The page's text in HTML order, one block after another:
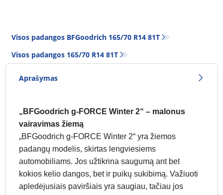
Visos padangos BFGoodrich 165/70 R14 81T
Visos padangos‎ 165/70 R14 81T
Aprašymas
„BFGoodrich g-FORCE Winter 2“ – malonus
vairavimas žiemą
„BFGoodrich g-FORCE Winter 2“ yra žiemos
padangų modelis, skirtas lengviesiems
automobiliams. Jos užtikrina saugumą ant bet
kokios kelio dangos, bet ir puikų sukibimą. Važiuoti
apledėjusiais paviršiais yra saugiau, tačiau jos